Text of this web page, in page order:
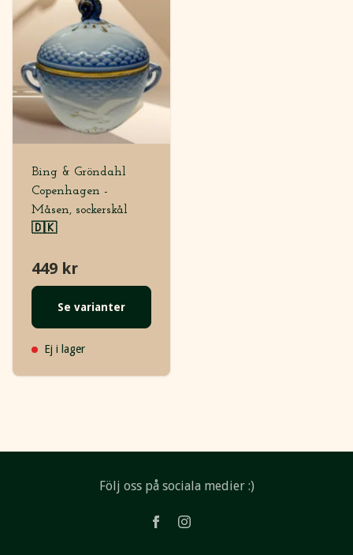
Bing & Gröndahl
Copenhagen -
Måsen, sockerskål
🇩🇰
449 kr
Se varianter
Ej i lager
Följ oss på sociala medier :)